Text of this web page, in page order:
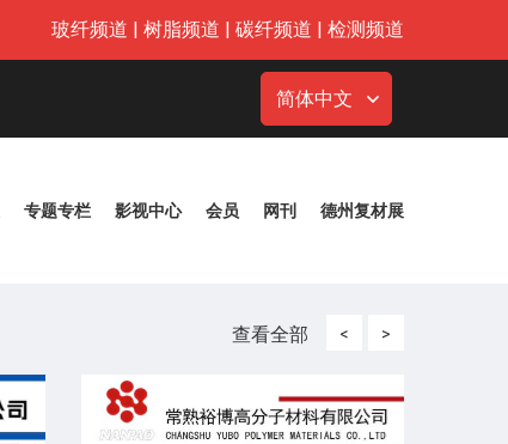
玻纤频道 | 树脂频道 | 碳纤频道 | 检测频道
简体中文
专题专栏 影视中心 会员 网刊 德州复材展
查看全部 < >